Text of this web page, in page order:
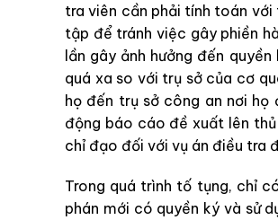
tra viên cần phải tính toán
tập để tránh việc gây phiền
lần gây ảnh hưởng đến
quá xa so với trụ sở của cơ
họ đến trụ sở công an nơi
động báo cáo đề xuất lên
chỉ đạo đối với vụ án điều tra
Trong quá trình tố tụng, chỉ
phán mới có quyền ký và sử